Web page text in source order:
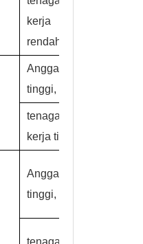
kerja
rendah
Anggaran
tinggi,
tenaga
kerja tinggi
Anggaran
tinggi,
tenaga